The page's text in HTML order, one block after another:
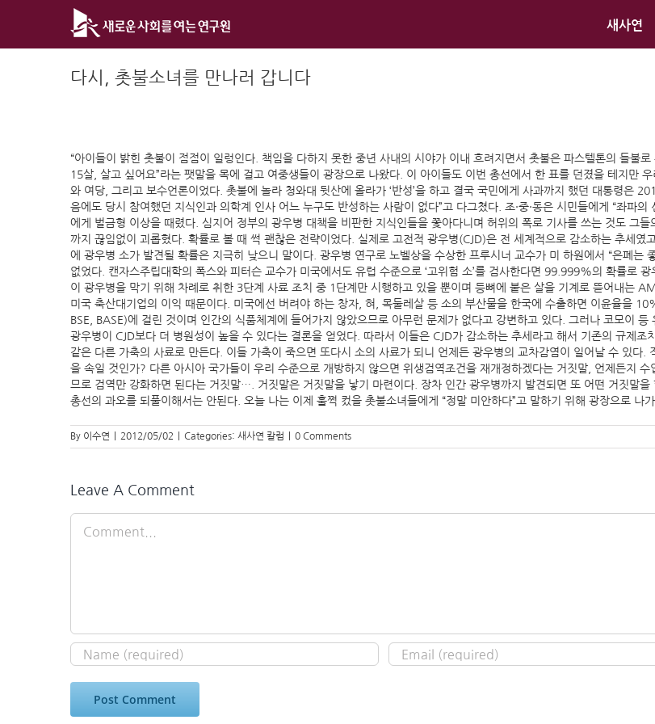
새사연
다시, 촛불소녀를 만나러 갑니다
“아이들이 밝힌 촛불이 점점이 일렁인다. 책임을 다하지 못한 중년 사내의 시야가 이내 흐려지면서 촛불은 파스텔톤의 들불
15살, 살고 싶어요”라는 팻말을 목에 걸고 여중생들이 광장으로 나왔다. 이 아이들도 이번 총선에서 한 표를 던졌을 테지만
와 여당, 그리고 보수언론이었다. 촛불에 놀라 청와대 뒷산에 올라가 ‘반성’을 하고 결국 국민에게 사과까지 했던 대통령은
음에도 당시 참여했던 지식인과 의학계 인사 어느 누구도 반성하는 사람이 없다”고 다그쳤다. 조·중·동은 시민들에게 “좌파
에게 벌금형 이상을 때렸다. 심지어 정부의 광우병 대책을 비판한 지식인들을 쫓아다니며 허위의 폭로 기사를 쓰는 것도 그
까지 끊임없이 괴롭혔다. 확률로 볼 때 썩 괜찮은 전략이었다. 실제로 고전적 광우병(CJD)은 전 세계적으로 감소하는 추세
에 광우병 소가 발견될 확률은 지극히 낮으니 말이다. 광우병 연구로 노벨상을 수상한 프루시너 교수가 미 하원에서 “은폐는
없었다. 캔자스주립대학의 폭스와 피터슨 교수가 미국에서도 유럽 수준으로 ‘고위험 소’를 검사한다면 99.999%의 확률로
이 광우병을 막기 위해 차례로 취한 3단계 사료 조치 중 1단계만 시행하고 있을 뿐이며 등뼈에 붙은 살을 기계로 뜯어내는
미국 축산대기업의 이익 때문이다. 미국에선 버려야 하는 창자, 혀, 목둘레살 등 소의 부산물을 한국에 수출하면 이윤율을
BSE, BASE)에 걸린 것이며 인간의 식품체계에 들어가지 않았으므로 아무런 문제가 없다고 강변하고 있다. 그러나 코모이
광우병이 CJD보다 더 병원성이 높을 수 있다는 결론을 얻었다. 따라서 이들은 CJD가 감소하는 추세라고 해서 기존의 규제
같은 다른 가축의 사료로 만든다. 이들 가축이 죽으면 또다시 소의 사료가 되니 언제든 광우병의 교차감염이 일어날 수 있다
을 속일 것인가? 다른 아시아 국가들이 우리 수준으로 개방하지 않으면 위생검역조건을 재개정하겠다는 거짓말, 언제든지
므로 검역만 강화하면 된다는 거짓말…. 거짓말은 거짓말을 낳기 마련이다. 장차 인간 광우병까지 발견되면 또 어떤 거짓말
총선의 과오를 되풀이해서는 안된다. 오늘 나는 이제 훌쩍 컸을 촛불소녀들에게 “정말 미안하다”고 말하기 위해 광장으로 나
By 이수연 2012/05/02 Categories: 새사연 칼럼 0 Comments
Leave A Comment